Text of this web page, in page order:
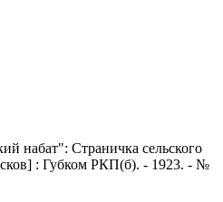
набат": Страничка сельского
: Губком РКП(б). - 1923. - №